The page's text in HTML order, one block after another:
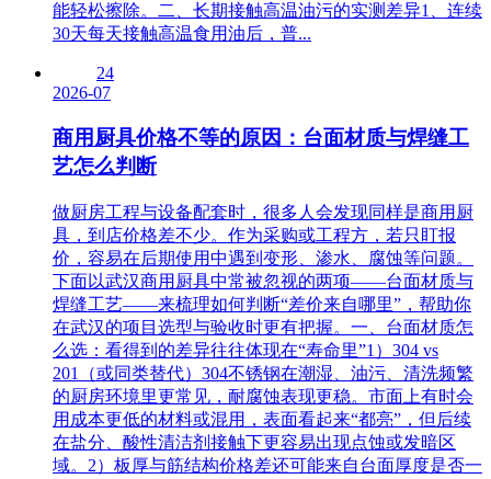
能轻松擦除。二、长期接触高温油污的实测差异1、连续
30天每天接触高温食用油后，普...
24
2026-07
商用厨具价格不等的原因：台面材质与焊缝工
艺怎么判断
做厨房工程与设备配套时，很多人会发现同样是商用厨
具，到店价格差不少。作为采购或工程方，若只盯报
价，容易在后期使用中遇到变形、渗水、腐蚀等问题。
下面以武汉商用厨具中常被忽视的两项——台面材质与
焊缝工艺——来梳理如何判断“差价来自哪里”，帮助你
在武汉的项目选型与验收时更有把握。一、台面材质怎
么选：看得到的差异往往体现在“寿命里”1）304 vs
201（或同类替代）304不锈钢在潮湿、油污、清洗频繁
的厨房环境里更常见，耐腐蚀表现更稳。市面上有时会
用成本更低的材料或混用，表面看起来“都亮”，但后续
在盐分、酸性清洁剂接触下更容易出现点蚀或发暗区
域。2）板厚与筋结构价格差还可能来自台面厚度是否一